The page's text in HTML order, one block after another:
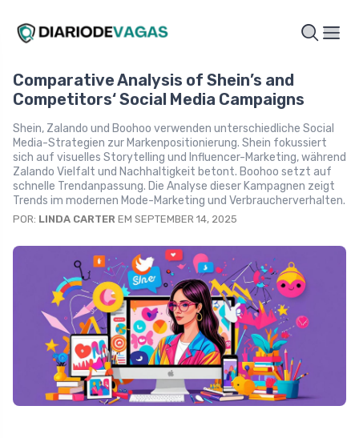
Comparative Analysis of Shein’s and
Competitors‘ Social Media Campaigns
Shein, Zalando und Boohoo verwenden unterschiedliche Social
Media-Strategien zur Markenpositionierung. Shein fokussiert
sich auf visuelles Storytelling und Influencer-Marketing, während
Zalando Vielfalt und Nachhaltigkeit betont. Boohoo setzt auf
schnelle Trendanpassung. Die Analyse dieser Kampagnen zeigt
Trends im modernen Mode-Marketing und Verbraucherverhalten.
POR: LINDA CARTER EM SEPTEMBER 14, 2025